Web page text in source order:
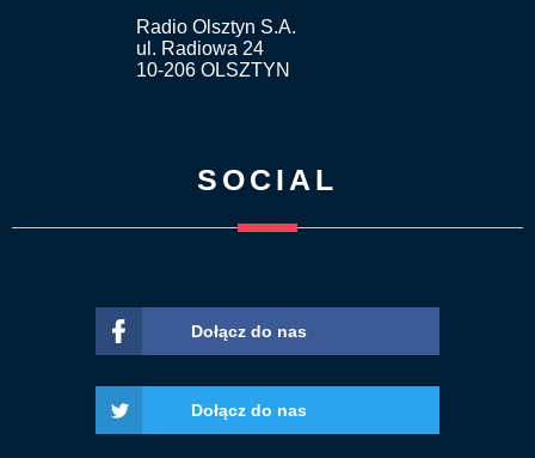
Radio Olsztyn S.A.
ul. Radiowa 24
10-206 OLSZTYN
SOCIAL
Dołącz do nas
Dołącz do nas